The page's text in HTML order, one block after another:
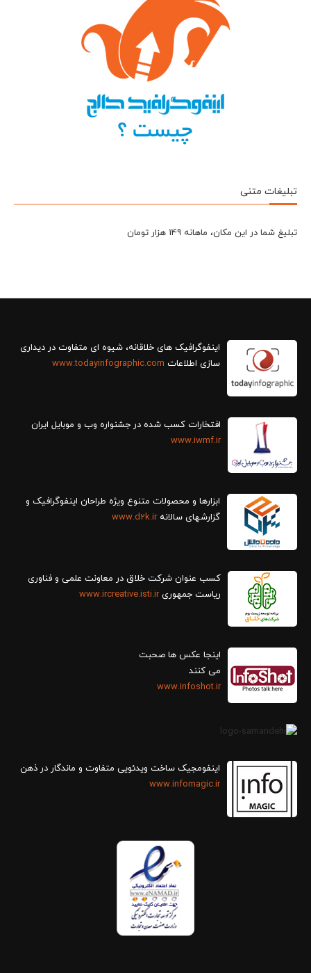
تبلیغات متنی
تبلیغ شما در این مکان، ماهانه 149 هزار تومان
سازی اطلاعات www.todayinfographic.com
افتخارات کسب شده در جشنواره وب و موبایل ایران
www.iwmf.ir
ابزارها و محصولات متنوع ویژه طراحان اینفوگرافیک و
گزارش‎های سالانه
www.d2k.ir
کسب عنوان شرکت خلاق در معاونت علمی و فناوری
ریاست جمهوریwww.ircreative.isti.ir
اینجا عکس ها صحبت
می کنند
www.infoshot.ir
اینفومجیک ساخت ویدئویی متفاوت و ماندگار در ذهن
www.infomagic.ir